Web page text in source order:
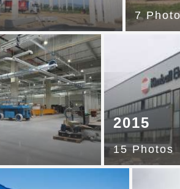
7
2015
15 Photos